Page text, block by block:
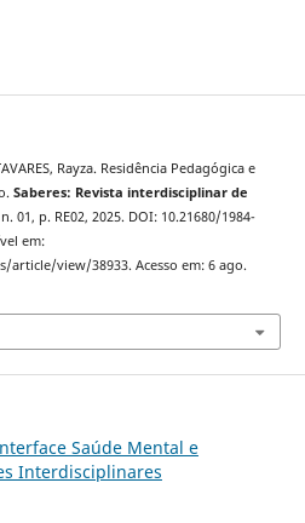
Rayza. Residência Pedagógica e
Saberes: Revista interdisciplinar de
01, p. RE02, 2025. DOI: 10.21680/1984-
em:
view/38933. Acesso em: 6 ago.
Saúde Mental e
Interdisciplinares